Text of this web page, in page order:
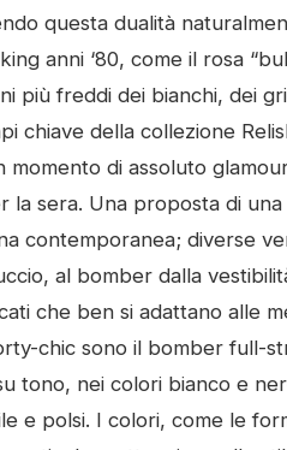
questa dualità
anni ‘80, come il rosa
più freddi dei bianchi, dei
chiave della collezione
di assoluto
sera. Una proposta di
contemporanea; diverse
al bomber dalla
che ben si adattano alle
chic sono il bomber full-
tono, nei colori bianco e
e polsi. I colori, come le